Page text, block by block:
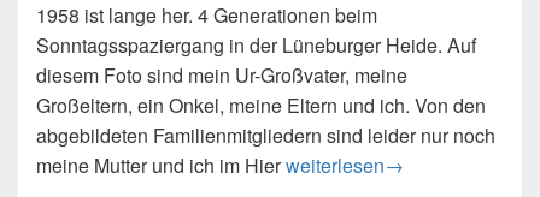
1958 ist lange her. 4 Generationen beim
Sonntagsspaziergang in der Lüneburger Heide. Auf
diesem Foto sind mein Ur-Großvater, meine
Großeltern, ein Onkel, meine Eltern und ich. Von den
abgebildeten Familienmitgliedern sind leider nur noch
meine Mutter und ich im HierEs war einmal – 4
weiterlesen→